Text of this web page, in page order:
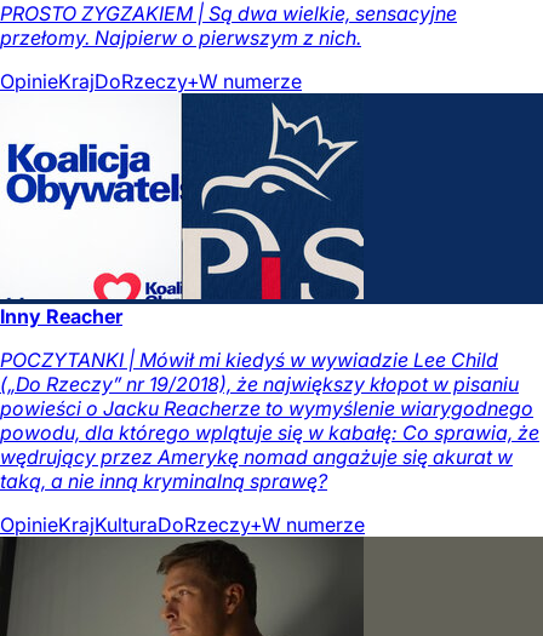
PROSTO ZYGZAKIEM | Są dwa wielkie, sensacyjne
przełomy. Najpierw o pierwszym z nich.
OpinieKrajDoRzeczy+W numerze
Inny Reacher
POCZYTANKI | Mówił mi kiedyś w wywiadzie Lee Child
(„Do Rzeczy” nr 19/2018), że największy kłopot w pisaniu
powieści o Jacku Reacherze to wymyślenie wiarygodnego
powodu, dla którego wplątuje się w kabałę: Co sprawia, że
wędrujący przez Amerykę nomad angażuje się akurat w
taką, a nie inną kryminalną sprawę?
OpinieKrajKulturaDoRzeczy+W numerze